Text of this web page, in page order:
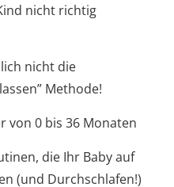
nicht richtig
nicht die
Methode!
von 0 bis 36 Monaten
die Ihr Baby auf
(und Durchschlafen!)